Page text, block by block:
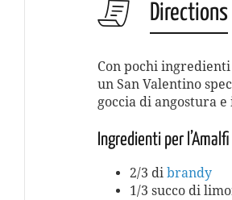
Directions
Con pochi
un San Valentino
goccia di angostura
Ingredienti per
2/3 di brandy
1/3 succo di